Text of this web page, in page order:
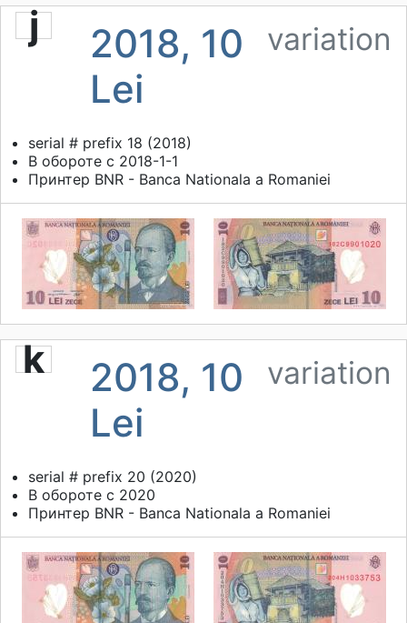
j
2018, 10
Lei
variation
serial # prefix 18 (2018)
В обороте с 2018-1-1
Принтер BNR - Banca Nationala a Romaniei
k
2018, 10
Lei
variation
serial # prefix 20 (2020)
В обороте с 2020
Принтер BNR - Banca Nationala a Romaniei